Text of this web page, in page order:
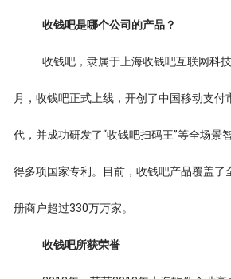
收钱吧是哪个公司的产品？
收钱吧，隶属于上海收钱吧互联网科
月，收钱吧正式上线，开创了中国移动支付
代，并成功研发了“收钱吧扫码王”等全场景
得多项国家专利。目前，收钱吧产品覆盖了
册商户超过330万万家。
收钱吧所获荣誉